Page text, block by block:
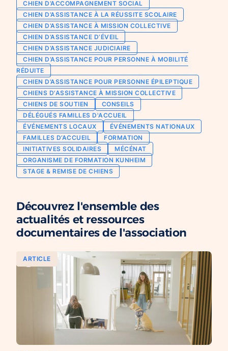
Chien d’assistance pour personne
épileptique
CHIENS À MISSION COLLECTIVE
Chien d’assistance d’accompagnement
social
Chien d’assistance à la réussite scolaire
Chien d’assistance judiciaire
Je deviens mécène ou partenaire
Ils nous soutiennent
Je m’engage / j’engage mes collaborateurs
Je lance une collecte
J’engage mes clients
CHIEN D’ACCOMPAGNEMENT SOCIAL
CHIEN D’ASSISTANCE À LA RÉUSSITE SCOLAIRE
CHIEN D’ASSISTANCE À MISSION COLLECTIVE
CHIEN D’ASSISTANCE D’ÉVEIL
CHIEN D’ASSISTANCE JUDICIAIRE
CHIEN D’ASSISTANCE POUR PERSONNE À MOBILITÉ
RÉDUITE
CHIEN D’ASSISTANCE POUR PERSONNE ÉPILEPTIQUE
CHIENS D'ASSISTANCE À MISSION COLLECTIVE
CHIENS DE SOUTIEN
CONSEILS
DÉLÉGUÉS FAMILLES D'ACCUEIL
ÉVÉNEMENTS LOCAUX
ÉVÉNEMENTS NATIONAUX
FAMILLES D’ACCUEIL
FORMATION
INITIATIVES SOLIDAIRES
MÉCÉNAT
ORGANISME DE FORMATION KUNHEIM
STAGE & REMISE DE CHIENS
Découvrez l'ensemble des
actualités et ressources
documentaires de l'association
ARTICLE